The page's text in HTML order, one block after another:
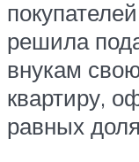
решила
внукам
квартиру,
равных